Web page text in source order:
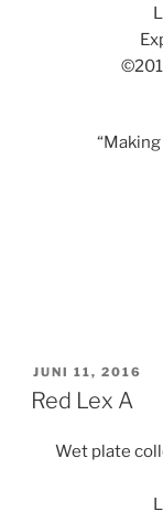
GEPLAATST
OP
JUNI 11, 2016
Red Lex A
Wet plate